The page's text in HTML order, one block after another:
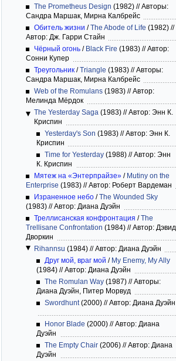
The Prometheus Design (1982) //Авторы:
Сандра Маршак, Мирна Калбрейс
Обитель жизни /The Abode of Life (1982) //
Автор: Дж. Гарри Стайн
Чёрный огонь / Black Fire (1983) //Автор:
Сонни Купер
Треугольник /Triangle (1983) //Авторы:
Сандра Маршак, Мирна Калбрейс
Web of the Romulans (1983) //Автор:
Мелинда Мёрдок
The Yesterday Saga (1983) //Автор: Энн К.
Криспин
Yesterday's Son (1983) //Автор: Энн К.
Криспин
Time for Yesterday (1988) //Автор: Энн
К. Криспин
Мятеж на «Энтерпрайзе» / Mutiny on the
Enterprise (1983) //Автор: Роберт Вардеман
Израненное небо /The Wounded Sky
(1983) //Автор: Диана Дуэйн
Треллисанская конфронтация /The
Trellisane Confrontation (1984) //Автор: Дэвид
Дворкин
Rihannsu (1984) //Автор: Диана Дуэйн
Друг мой, враг мой / My Enemy, My Ally
(1984) //Автор: Диана Дуэйн
The Romulan Way (1987) //Авторы:
Диана Дуэйн, Питер Морвуд
Swordhunt(2000) //Автор: Диана Дуэйн
Honor Blade (2000) //Автор: Диана
Дуэйн
The Empty Chair (2006) //Автор: Диана
Дуэйн